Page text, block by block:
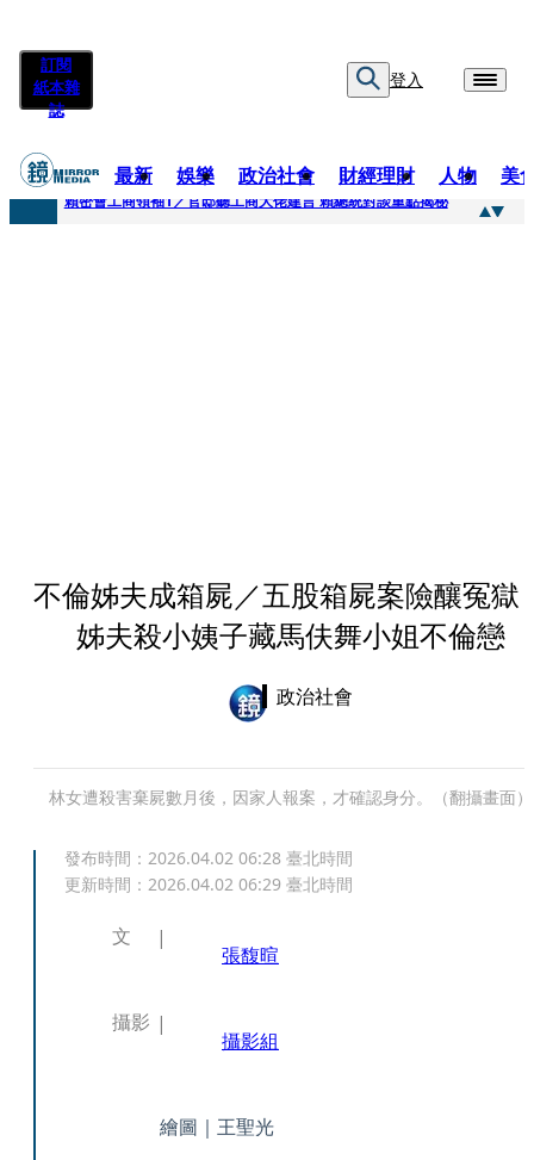
訂閱
紙本雜
誌
登入
最新 娛樂 政治社會 財經理財 人物 美
快訊
賴密會工商領袖1／官邸聽工商大佬建言 賴總統對談重點揭秘
不倫姊夫成箱屍／五股箱屍案險釀冤
姊夫殺小姨子藏馬伕舞小姐不倫戀
政治社會
林女遭殺害棄屍數月後，因家人報案，才確認身分。（翻攝畫面）
發布時間： 2026.04.02 06:28 臺北時間
更新時間： 2026.04.02 06:29 臺北時間
文
張馥暄
攝影
攝影組
繪圖｜王聖光